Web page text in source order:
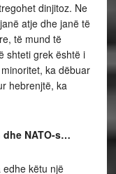
dinjitoz. Ne
atje dhe janë të
të mund të
shteti grek është i
ka dëbuar
hebrenjtë, ka
NATO-s…
edhe këtu një